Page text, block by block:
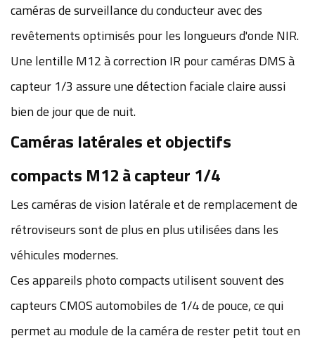
caméras de surveillance du conducteur avec des
revêtements optimisés pour les longueurs d'onde NIR.
Une lentille M12 à correction IR pour caméras DMS à
capteur 1/3 assure une détection faciale claire aussi
bien de jour que de nuit.
Caméras latérales et objectifs
compacts M12 à capteur 1/4
Les caméras de vision latérale et de remplacement de
rétroviseurs sont de plus en plus utilisées dans les
véhicules modernes.
Ces appareils photo compacts utilisent souvent des
capteurs CMOS automobiles de 1/4 de pouce, ce qui
permet au module de la caméra de rester petit tout en